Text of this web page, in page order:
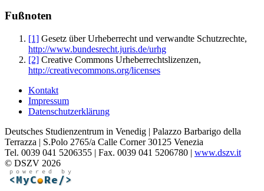
Fußnoten
[1] Gesetz über Urheberrecht und verwandte Schutzrechte,
http://www.bundesrecht.juris.de/urhg
[2] Creative Commons Urheberrechtslizenzen,
http://creativecommons.org/licenses
Kontakt
Impressum
Datenschutzerklärung
Deutsches Studienzentrum in Venedig | Palazzo Barbarigo della
Terrazza | S.Polo 2765/a Calle Corner 30125 Venezia
Tel. 0039 041 5206355 | Fax. 0039 041 5206780 | www.dszv.it
© DSZV 2026